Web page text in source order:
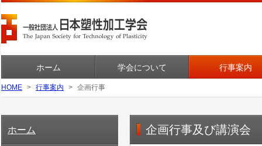
ホーム 学会について 行事案内
HOME 行事案内 企画行事
企画行事及び講演会
ホーム